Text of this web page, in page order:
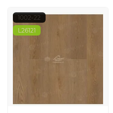
1002-22
L26121